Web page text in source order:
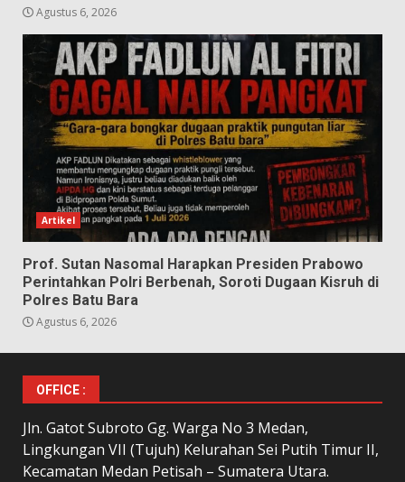
Agustus 6, 2026
Artikel
Prof. Sutan Nasomal Harapkan Presiden Prabowo
Perintahkan Polri Berbenah, Soroti Dugaan Kisruh di
Polres Batu Bara
Agustus 6, 2026
OFFICE :
Jln. Gatot Subroto Gg. Warga No 3 Medan,
Lingkungan VII (Tujuh) Kelurahan Sei Putih Timur II,
Kecamatan Medan Petisah – Sumatera Utara.